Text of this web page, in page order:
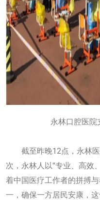
永林口腔医院
截至昨晚12点，永林医
次，永林人以“专业、高效
着中国医疗工作者的拼搏
一，确保一方居民安康，